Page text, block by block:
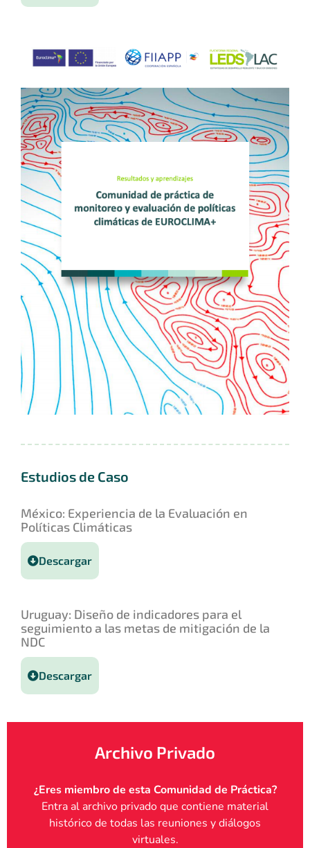
Estudios de Caso
México: Experiencia de la Evaluación en
Políticas Climáticas
Descargar
Uruguay: Diseño de indicadores para el
seguimiento a las metas de mitigación de la
NDC
Descargar
Archivo Privado
¿Eres miembro de esta Comunidad de Práctica?
Entra al archivo privado que contiene material
histórico de todas las reuniones y diálogos
virtuales.